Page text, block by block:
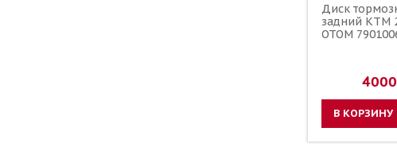
Диск
задний KTM
OTOM
В КОРЗИНУ